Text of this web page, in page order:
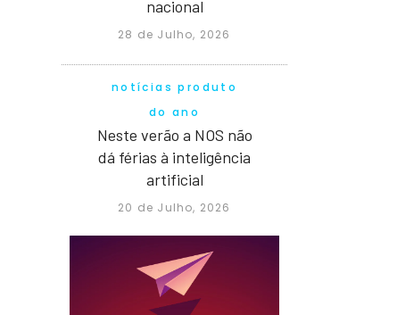
nacional
28 de Julho, 2026
notícias produto
do ano
Neste verão a NOS não
dá férias à inteligência
artificial
20 de Julho, 2026